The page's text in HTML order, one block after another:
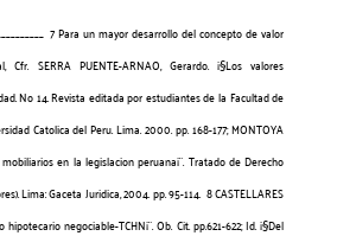
7 Para un mayor desarrollo del concepto de valor
SERRA PUENTE-ARNAO, Gerardo. ¡§Los valores
No 14. Revista editada por estudiantes de la Facultad de
Catolica del Peru. Lima. 2000. pp. 168-177; MONTOYA
en la legislacion peruana¡¨. Tratado de Derecho
Lima: Gaceta Juridica, 2004. pp. 95-114. 8 CASTELLARES
negociable-TCHN¡¨. Ob. Cit. pp.621-622; Id. ¡§Del